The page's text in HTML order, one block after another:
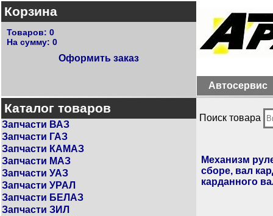
Корзина
Товаров: 0
На сумму: 0
Оформить заказ
Автосервис
Каталог товаров
Запчасти ВАЗ
Запчасти ГАЗ
Запчасти КАМАЗ
Запчасти МАЗ
Запчасти УАЗ
Запчасти УРАЛ
Запчасти БЕЛАЗ
Запчасти ЗИЛ
Поиск товара
Механизм
сборе, вал
карданного